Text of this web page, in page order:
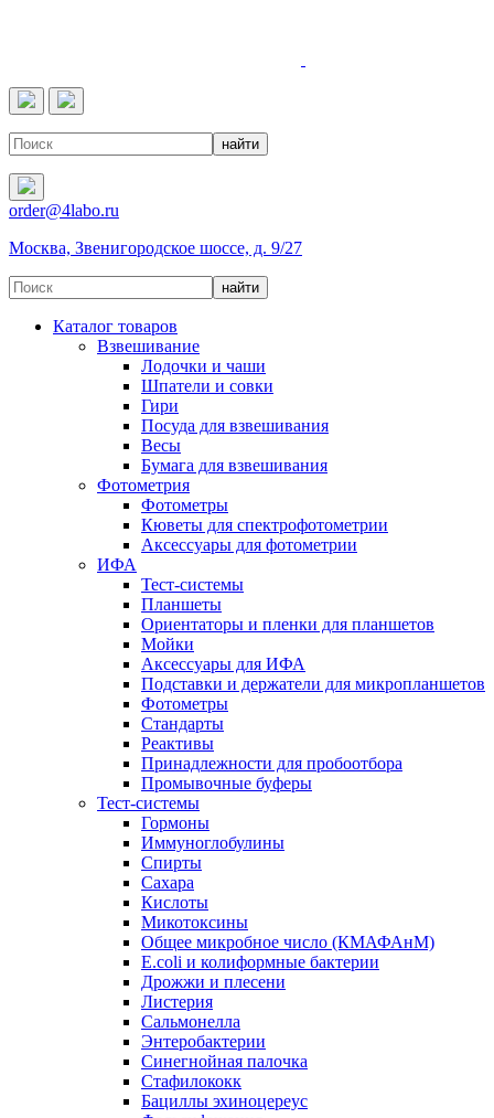
order@4labo.ru
Москва, Звенигородское шоссе, д. 9/27
Каталог товаров
Взвешивание
Лодочки и чаши
Шпатели и совки
Гири
Посуда для взвешивания
Весы
Бумага для взвешивания
Фотометрия
Фотометры
Кюветы для спектрофотометрии
Аксессуары для фотометрии
ИФА
Тест-системы
Планшеты
Ориентаторы и пленки для планшетов
Мойки
Аксессуары для ИФА
Подставки и держатели для микропланшетов
Фотометры
Стандарты
Реактивы
Принадлежности для пробоотбора
Промывочные буферы
Тест-системы
Гормоны
Иммуноглобулины
Спирты
Сахара
Кислоты
Микотоксины
Общее микробное число (КМАФАнМ)
E.coli и колиформные бактерии
Дрожжи и плесени
Листерия
Сальмонелла
Энтеробактерии
Синегнойная палочка
Стафилококк
Бациллы эхиноцереус